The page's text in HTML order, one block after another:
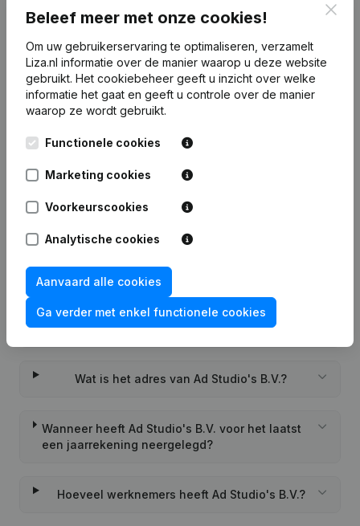
Veelgestelde vragen
Wat is het KVK-nummer van Ad Studio's B.V.?
Wat is het PEPPOL ID van Ad Studio's B.V.?
Wanneer werd Ad Studio's B.V. opgericht?
Wat is het adres van Ad Studio's B.V.?
Wanneer heeft Ad Studio's B.V. voor het laatst
een jaarrekening neergelegd?
Hoeveel werknemers heeft Ad Studio's B.V.?
Beleef meer met onze cookies!
Om uw gebruikerservaring te optimaliseren, verzamelt
Liza.nl informatie over de manier waarop u deze website
gebruikt. Het cookiebeheer geeft u inzicht over welke
informatie het gaat en geeft u controle over de manier
waarop ze wordt gebruikt.
Functionele cookies
Marketing cookies
Voorkeurscookies
Analytische cookies
Aanvaard alle cookies
Ga verder met enkel functionele cookies